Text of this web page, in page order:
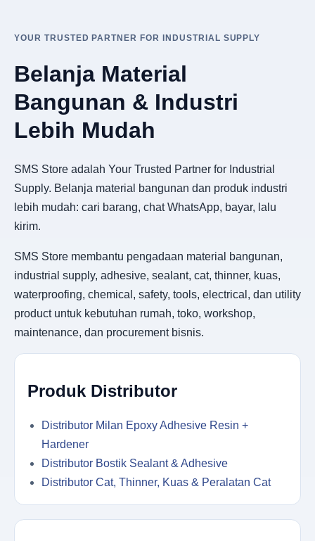
YOUR TRUSTED PARTNER FOR INDUSTRIAL SUPPLY
Belanja Material
Bangunan & Industri
Lebih Mudah
SMS Store adalah Your Trusted Partner for Industrial
Supply. Belanja material bangunan dan produk industri
lebih mudah: cari barang, chat WhatsApp, bayar, lalu
kirim.
SMS Store membantu pengadaan material bangunan,
industrial supply, adhesive, sealant, cat, thinner, kuas,
waterproofing, chemical, safety, tools, electrical, dan utility
product untuk kebutuhan rumah, toko, workshop,
maintenance, dan procurement bisnis.
Produk Distributor
Distributor Milan Epoxy Adhesive Resin +
Hardener
Distributor Bostik Sealant & Adhesive
Distributor Cat, Thinner, Kuas & Peralatan Cat